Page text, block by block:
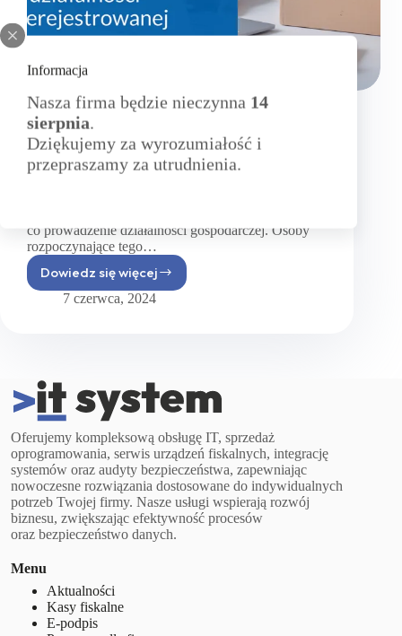
Informacja
Nasza firma będzie nieczynna 14
sierpnia.
Dziękujemy za wyrozumiałość i
przepraszamy za utrudnienia.
Aktualności,itsystem
Kasa fiskalna w działalności nierejestrowanej –
czy jest obowiązkowa i jaką wybrać?
co prowadzenie działalności gospodarczej. Osoby
rozpoczynające tego…
Dowiedz się więcej
Kasa
fiskalna
obowiązkowa
i jaką
wybrać?
7 czerwca, 2024
Oferujemy kompleksową obsługę IT, sprzedaż
oprogramowania, serwis urządzeń fiskalnych, integrację
systemów oraz audyty bezpieczeństwa, zapewniając
nowoczesne rozwiązania dostosowane do indywidualnych
potrzeb Twojej firmy. Nasze usługi wspierają rozwój
biznesu, zwiększając efektywność procesów
oraz bezpieczeństwo danych.
Menu
Aktualności
Kasy fiskalne
E-podpis